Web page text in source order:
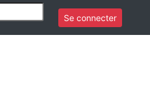
Se connecter